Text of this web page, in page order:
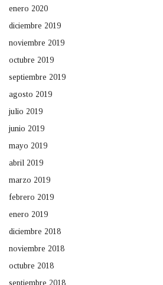
enero 2020
diciembre 2019
noviembre 2019
octubre 2019
septiembre 2019
agosto 2019
julio 2019
junio 2019
mayo 2019
abril 2019
marzo 2019
febrero 2019
enero 2019
diciembre 2018
noviembre 2018
octubre 2018
septiembre 2018